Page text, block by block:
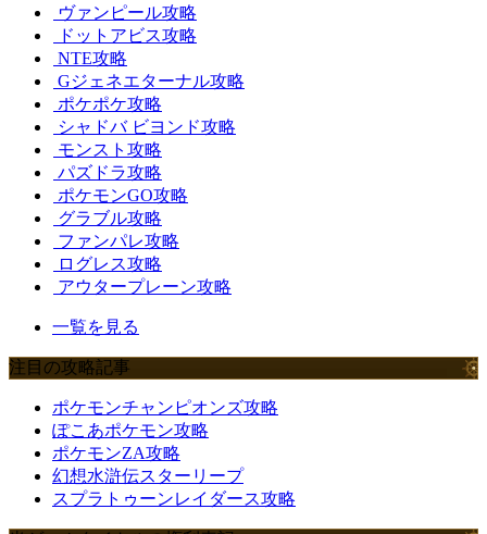
ヴァンピール攻略
ドットアビス攻略
NTE攻略
Gジェネエターナル攻略
ポケポケ攻略
シャドバ ビヨンド攻略
モンスト攻略
パズドラ攻略
ポケモンGO攻略
グラブル攻略
ファンパレ攻略
ログレス攻略
アウタープレーン攻略
一覧を見る
注目の攻略記事
ポケモンチャンピオンズ攻略
ぽこあポケモン攻略
ポケモンZA攻略
幻想水滸伝スターリープ
スプラトゥーンレイダース攻略